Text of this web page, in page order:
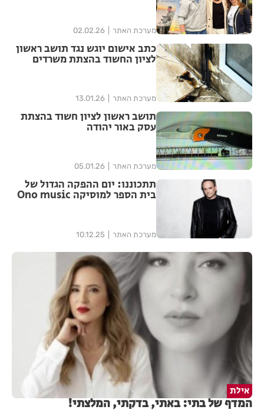
מערכת האתר 02.02.26
כתב אישום יוגש נגד תושב ראשון
לציון החשוד בהצתת משרדים
מערכת האתר 13.01.26
תושב ראשון לציון חשוד בהצתת
עסק באור יהודה
מערכת האתר 05.01.26
תתכוננו: יום ההפקה הגדול של
בית הספר למוסיקה Ono music
מערכת האתר 10.12.25
אילת
המדף של בתי: באתי, בדקתי, המלצתי!